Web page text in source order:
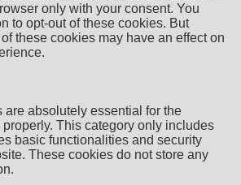
only with your consent. You
to opt-out of these cookies. But
these cookies may have an effect on
are absolutely essential for the
This category only includes
basic functionalities and security
These cookies do not store any